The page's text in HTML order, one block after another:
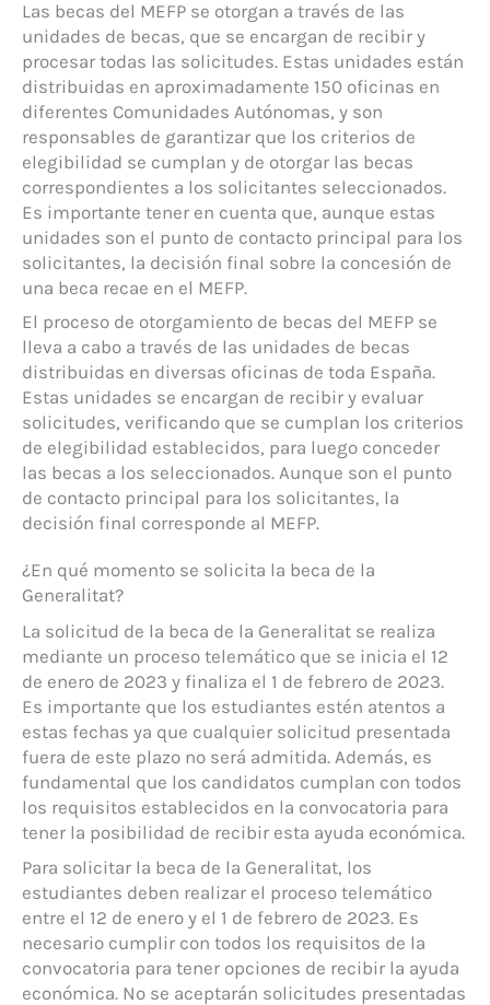
Las becas del MEFP se otorgan a través de las
unidades de becas, que se encargan de recibir y
procesar todas las solicitudes. Estas unidades están
distribuidas en aproximadamente 150 oficinas en
diferentes Comunidades Autónomas, y son
responsables de garantizar que los criterios de
elegibilidad se cumplan y de otorgar las becas
correspondientes a los solicitantes seleccionados.
Es importante tener en cuenta que, aunque estas
unidades son el punto de contacto principal para los
solicitantes, la decisión final sobre la concesión de
una beca recae en el MEFP.
El proceso de otorgamiento de becas del MEFP se
lleva a cabo a través de las unidades de becas
distribuidas en diversas oficinas de toda España.
Estas unidades se encargan de recibir y evaluar
solicitudes, verificando que se cumplan los criterios
de elegibilidad establecidos, para luego conceder
las becas a los seleccionados. Aunque son el punto
de contacto principal para los solicitantes, la
decisión final corresponde al MEFP.
¿En qué momento se solicita la beca de la
Generalitat?
La solicitud de la beca de la Generalitat se realiza
mediante un proceso telemático que se inicia el 12
de enero de 2023 y finaliza el 1 de febrero de 2023.
Es importante que los estudiantes estén atentos a
estas fechas ya que cualquier solicitud presentada
fuera de este plazo no será admitida. Además, es
fundamental que los candidatos cumplan con todos
los requisitos establecidos en la convocatoria para
tener la posibilidad de recibir esta ayuda económica.
Para solicitar la beca de la Generalitat, los
estudiantes deben realizar el proceso telemático
entre el 12 de enero y el 1 de febrero de 2023. Es
necesario cumplir con todos los requisitos de la
convocatoria para tener opciones de recibir la ayuda
económica. No se aceptarán solicitudes presentadas